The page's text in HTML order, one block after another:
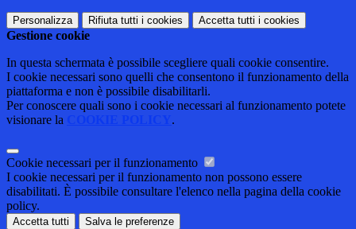
Personalizza Rifiuta tutti i cookies Accetta tutti i cookies
Gestione cookie
In questa schermata è possibile scegliere quali cookie consentire.
I cookie necessari sono quelli che consentono il funzionamento della
piattaforma e non è possibile disabilitarli.
Per conoscere quali sono i cookie necessari al funzionamento potete
visionare la
COOKIE POLICY .
Cookie necessari per il funzionamento
I cookie necessari per il funzionamento non possono essere
disabilitati. È possibile consultare l'elenco nella pagina della cookie
policy.
Accetta tutti Salva le preferenze